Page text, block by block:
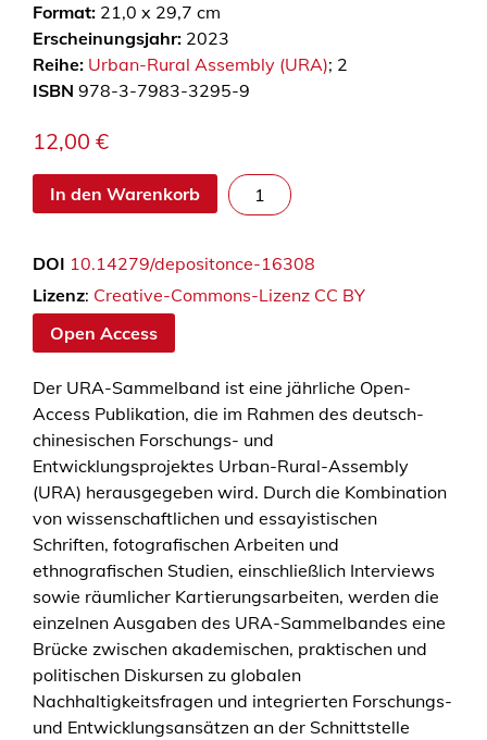
Format: 21,0 x 29,7 cm
Erscheinungsjahr: 2023
Reihe: Urban-Rural Assembly (URA); 2
ISBN 978-3-7983-3295-9
12,00 €
In den Warenkorb
D
i
l
o
s
M
e
n
g
e
DOI 10.14279/depositonce-16308
Lizenz: Creative-Commons-Lizenz CC BY
Open Access
Der URA-Sammelband ist eine jährliche Open-
Access Publikation, die im Rahmen des deutsch-
chinesischen Forschungs- und
Entwicklungsprojektes Urban-Rural-Assembly
(URA) herausgegeben wird. Durch die Kombination
von wissenschaftlichen und essayistischen
Schriften, fotografischen Arbeiten und
ethnografischen Studien, einschließlich Interviews
sowie räumlicher Kartierungsarbeiten, werden die
einzelnen Ausgaben des URA-Sammelbandes eine
Brücke zwischen akademischen, praktischen und
politischen Diskursen zu globalen
Nachhaltigkeitsfragen und integrierten Forschungs-
und Entwicklungsansätzen an der Schnittstelle